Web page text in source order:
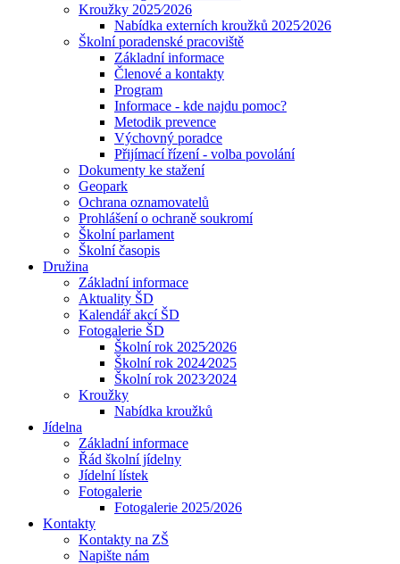
Kroužky 2025⁄2026
Nabídka externích kroužků 2025⁄2026
Školní poradenské pracoviště
Základní informace
Členové a kontakty
Program
Informace - kde najdu pomoc?
Metodik prevence
Výchovný poradce
Přijímací řízení - volba povolání
Dokumenty ke stažení
Geopark
Ochrana oznamovatelů
Prohlášení o ochraně soukromí
Školní parlament
Školní časopis
Družina
Základní informace
Aktuality ŠD
Kalendář akcí ŠD
Fotogalerie ŠD
Školní rok 2025⁄2026
Školní rok 2024⁄2025
Školní rok 2023⁄2024
Kroužky
Nabídka kroužků
Jídelna
Základní informace
Řád školní jídelny
Jídelní lístek
Fotogalerie
Fotogalerie 2025/2026
Kontakty
Kontakty na ZŠ
Napište nám